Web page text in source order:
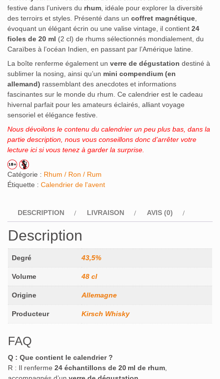
festive dans l’univers du rhum , idéale pour explorer la diversité
des terroirs et styles. Présenté dans un coffret magnétique
évoquant un élégant écrin ou une valise vintage, il contient 24
fioles de 20 ml (2 cl) de rhums sélectionnés mondialement, du
Caraïbes à l’océan Indien, en passant par l’Amérique latine.
La boîte renferme également un verre de dégustation destiné à
sublimer la nosing, ainsi qu’un mini compendium (en
allemand) rassemblant des anecdotes et informations
fascinantes sur le monde du rhum Ce calendrier est le cadeau
hivernal parfait pour les amateurs éclairés, alliant voyage
sensoriel et élégance festive.
Nous dévoilons le contenu du calendrier un peu plus bas, dans la
partie description, nous vous conseillons donc d’arrêter votre
lecture ici si vous tenez à garder la surprise.
Catégorie : Rhum / Ron / Rum
Étiquette : Calendrier de l'avent
DESCRIPTION LIVRAISON AVIS (0)
Description
Degré 43,5%
Volume 48 cl
Origine Allemagne
Producteur Kirsch Whisky
FAQ
Q : Que contient le calendrier ?
R : Il renferme 24 échantillons de 20 ml de rhum